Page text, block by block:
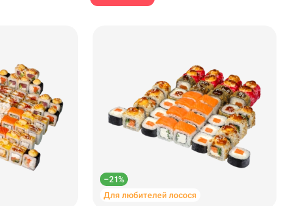
–21%
Для любителей лосося